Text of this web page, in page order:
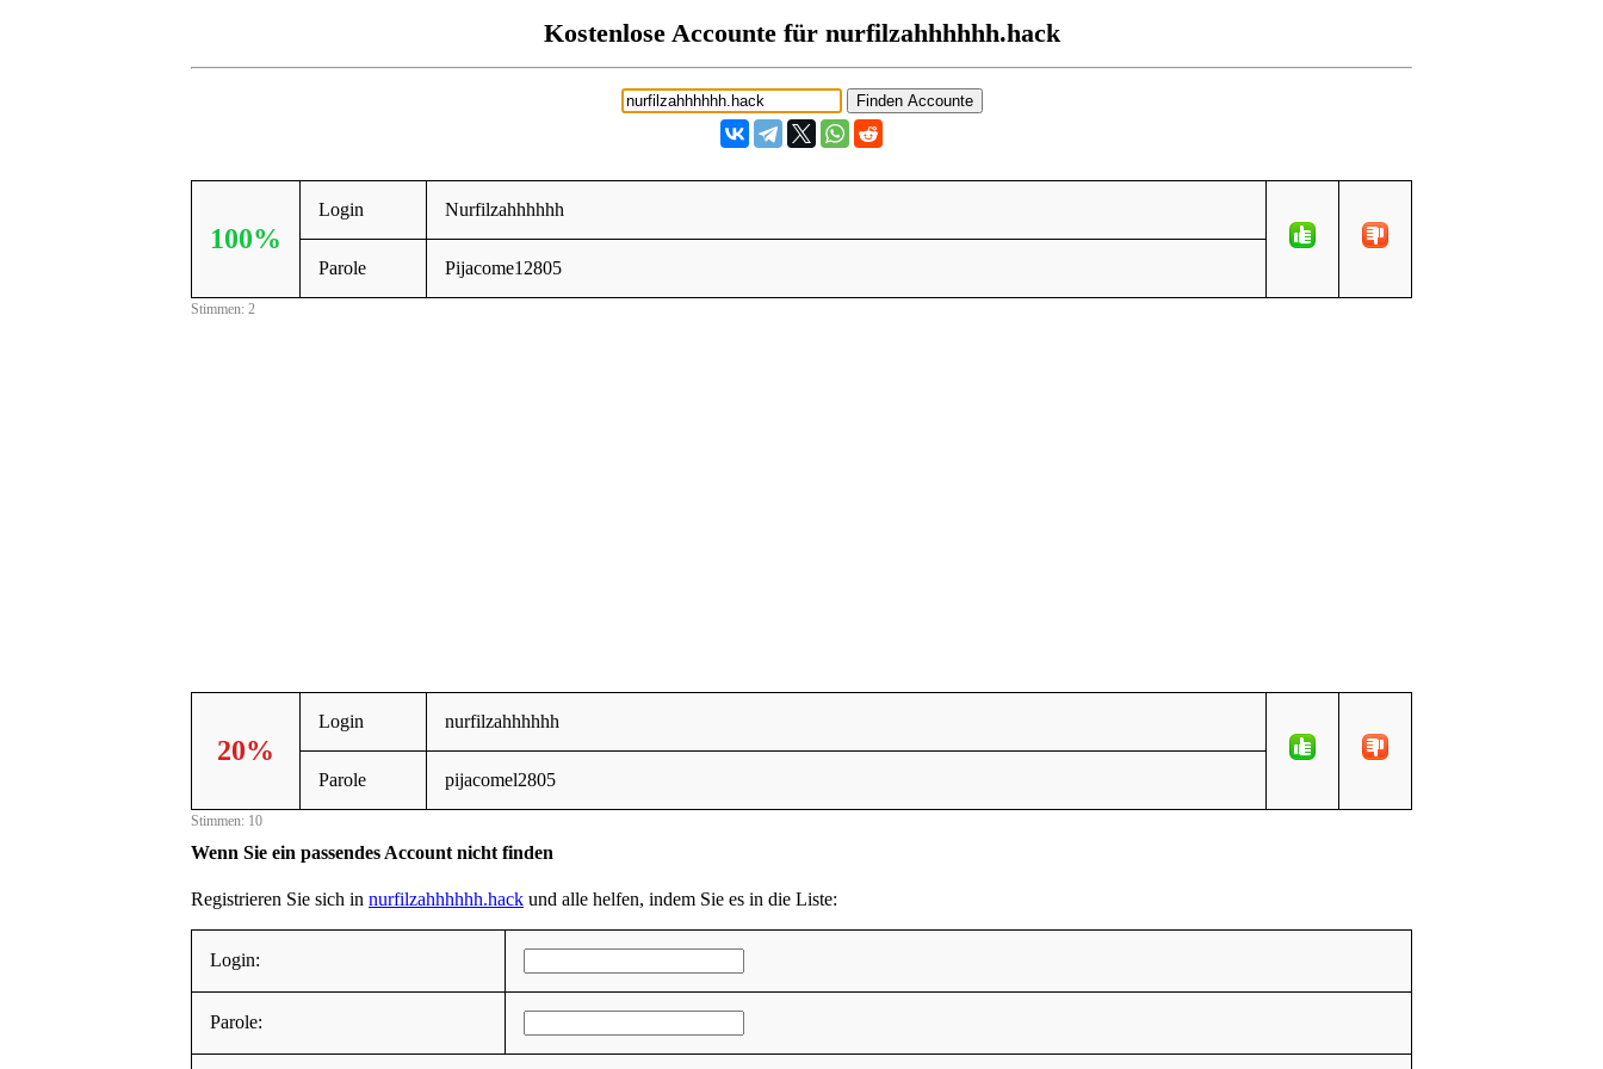
Kostenlose Accounte für nurfilzahhhhhh.hack
100%
Login Nurfilzahhhhhh
Parole Pijacome12805
Stimmen: 2
20%
Login nurfilzahhhhhh
Parole pijacomel2805
Stimmen: 10
Wenn Sie ein passendes Account nicht finden
Registrieren Sie sich in nurfilzahhhhhh.hack und alle helfen, indem Sie es in die Liste:
Login:
Parole: